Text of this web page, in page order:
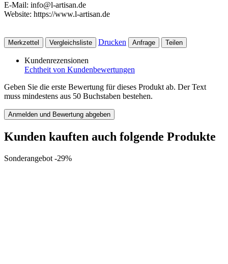
E-Mail: info@l-artisan.de
Website: https://www.l-artisan.de
Merkzettel Vergleichsliste Drucken Anfrage Teilen
Kundenrezensionen
Echtheit von Kundenbewertungen
Geben Sie die erste Bewertung für dieses Produkt ab. Der Text
muss mindestens aus 50 Buchstaben bestehen.
Anmelden und Bewertung abgeben
Kunden kauften auch folgende Produkte
Sonderangebot -29%